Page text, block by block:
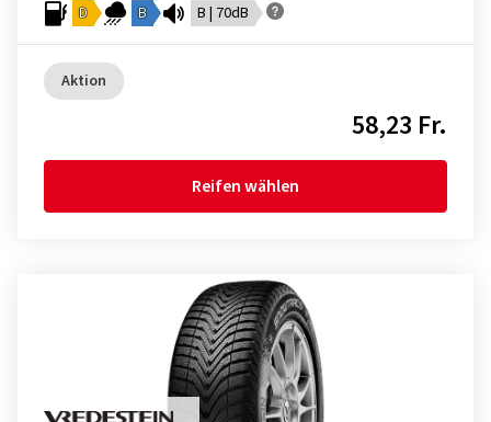
D B B | 70dB
Aktion
58,23 Fr.
Reifen wählen